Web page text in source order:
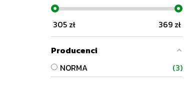
305 zł 369zł
Producenci
NORMA
3